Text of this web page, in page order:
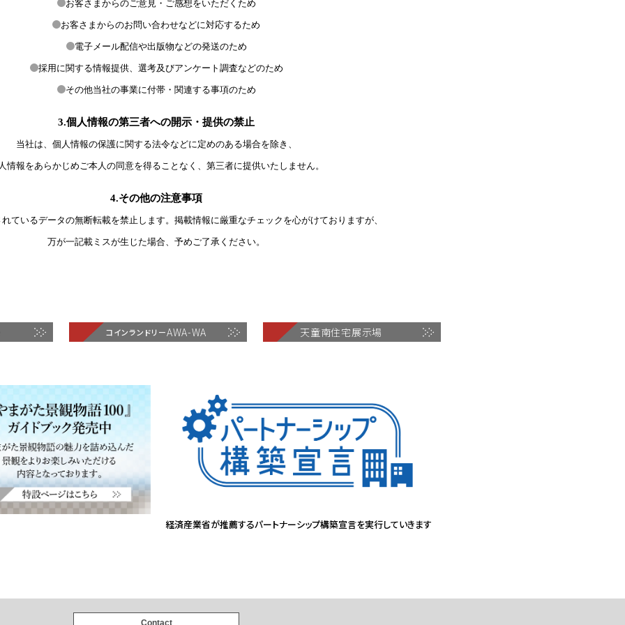
お客さまからのご意見・ご感想をいただくため
お客さまからのお問い合わせなどに対応するため
電子メール配信や出版物などの発送のため
採用に関する情報提供、選考及びアンケート調査などのため
その他当社の事業に付帯・関連する事項のため
3.個人情報の第三者への開示・提供の禁止
当社は、個人情報の保護に関する法令などに定めのある場合を除き、
情報をあらかじめご本人の同意を得ることなく、第三者に提供いたしません。
4.その他の注意事項
ているデータの無断転載を禁止します。掲載情報に厳重なチェックを心がけておりますが、
万が一記載ミスが生じた場合、予めご了承ください。
コインランドリーAWA-WA 天童南住宅展示場
経済産業省が推薦するパートナーシップ構築宣言を実行していきます